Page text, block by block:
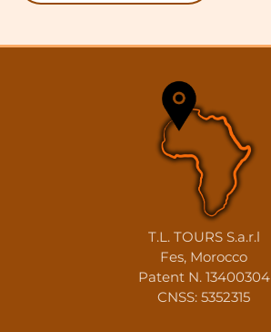
T.L. TOURS S.a.r.l
Fes, Morocco
Patent N. 13400304
CNSS: 5352315